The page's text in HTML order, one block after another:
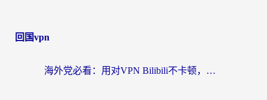
回国vpn
海外党必看：用对VPN Bilibili不卡顿，英国玩国内游戏也丝滑——2026回国加速器选择指南